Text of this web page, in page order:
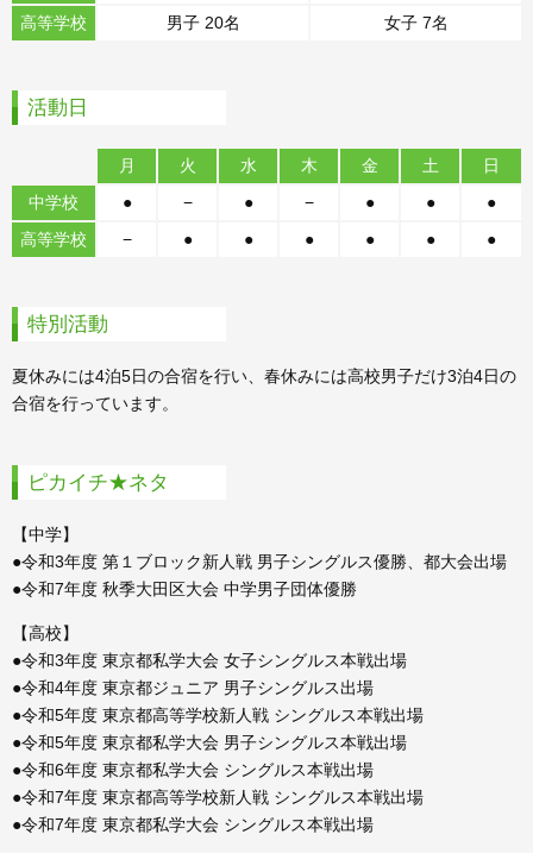
高等学校
男子 20名 女子 7名
活動日
月 火 水 木 金 土
日
中学校
● − ● − ● ●
●
高等学校
− ● ● ● ● ● ●
特別活動
夏休みには4泊5日の合宿を行い、春休みには高校男子だけ3泊4日の
合宿を行っています。
ピカイチ★ネタ
【中学】
●令和3年度 第１ブロック新人戦 男子シングルス優勝、都大会出場
●令和7年度 秋季大田区大会 中学男子団体優勝
【高校】
●令和3年度 東京都私学大会 女子シングルス本戦出場
●令和4年度 東京都ジュニア 男子シングルス出場
●令和5年度 東京都高等学校新人戦 シングルス本戦出場
●令和5年度 東京都私学大会 男子シングルス本戦出場
●令和6年度 東京都私学大会 シングルス本戦出場
●令和7年度 東京都高等学校新人戦 シングルス本戦出場
●令和7年度 東京都私学大会 シングルス本戦出場